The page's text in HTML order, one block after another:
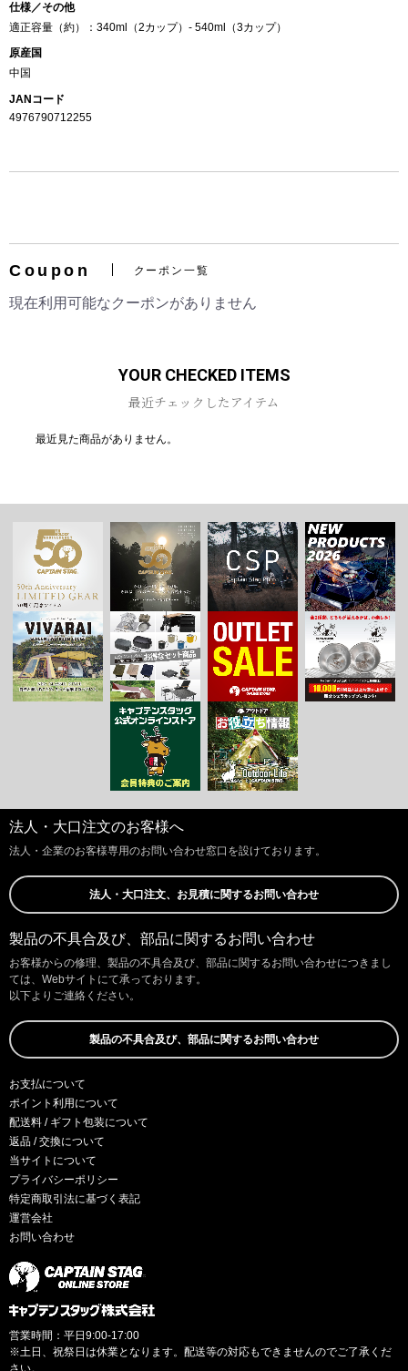
お買い物を続ける
仕様／その他
適正容量（約）：340ml（2カップ）- 540ml（3カップ）
原産国
中国
JANコード
4976790712255
Coupon クーポン一覧
現在利用可能なクーポンがありません
YOUR CHECKED ITEMS
最近チェックしたアイテム
最近見た商品がありません。
法人・大口注文のお客様へ
法人・企業のお客様専用のお問い合わせ窓口を設けております。
法人・大口注文、お見積に関するお問い合わせ
製品の不具合及び、部品に関するお問い合わせ
お客様からの修理、製品の不具合及び、部品に関するお問い合わせにつきまし
ては、Webサイトにて承っております。
以下よりご連絡ください。
製品の不具合及び、部品に関するお問い合わせ
お支払について
ポイント利用について
配送料 / ギフト包装について
返品 / 交換について
当サイトについて
プライバシーポリシー
特定商取引法に基づく表記
運営会社
お問い合わせ
営業時間：平日9:00-17:00
※土日、祝祭日は休業となります。配送等の対応もできませんのでご了承くだ